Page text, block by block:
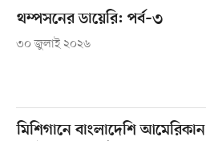
থম্পসনের ডায়েরি: পর্ব–৩
৩০ জুলাই ২০২৬
মিশিগানে বাংলাদেশি আমেরিকান